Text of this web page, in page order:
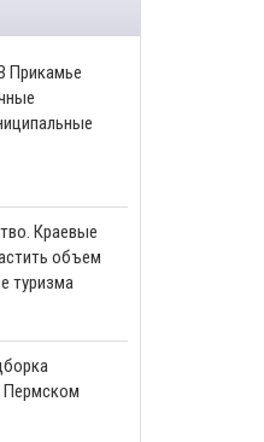
Прикамье
Краевые
объем
туризма
Пермском